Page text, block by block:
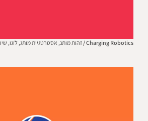
Charging Robotics / זהות מותג, אסטרטגיית מותג, לוגו,